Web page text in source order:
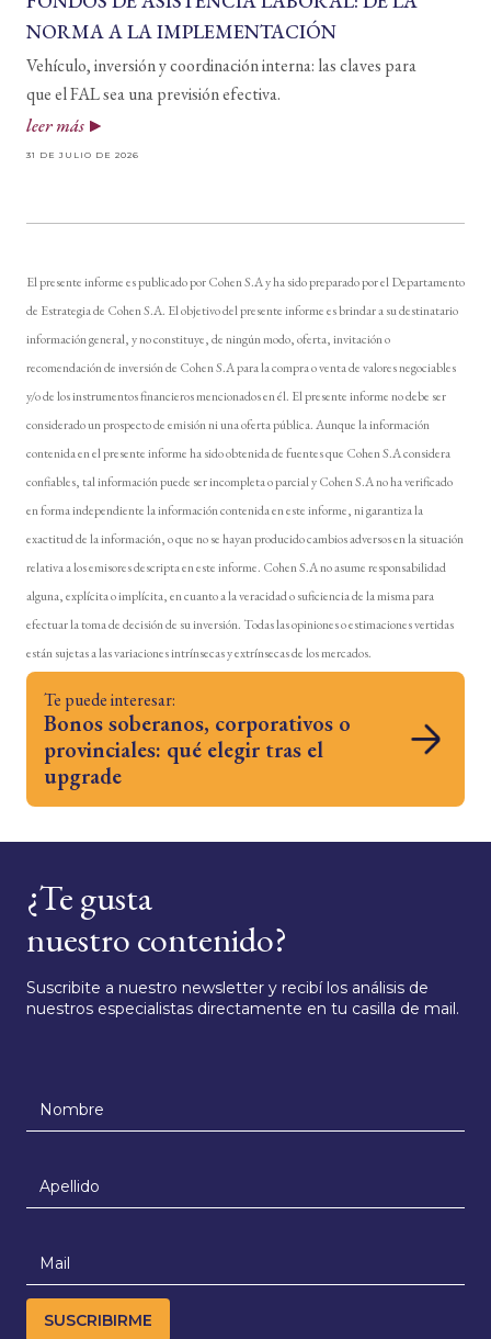
NORMA A LA IMPLEMENTACIÓN
Vehículo, inversión y coordinación interna: las claves para
que el FAL sea una previsión efectiva.
leer más
31 DE JULIO DE 2026
El presente informe es publicado por Cohen S.A y ha sido preparado por el Departamento
de Estrategia de Cohen S.A. El objetivo del presente informe es brindar a su destinatario
información general, y no constituye, de ningún modo, oferta, invitación o
recomendación de inversión de Cohen S.A para la compra o venta de valores negociables
y/o de los instrumentos financieros mencionados en él. El presente informe no debe ser
considerado un prospecto de emisión ni una oferta pública. Aunque la información
contenida en el presente informe ha sido obtenida de fuentes que Cohen S.A considera
confiables, tal información puede ser incompleta o parcial y Cohen S.A no ha verificado
en forma independiente la información contenida en este informe, ni garantiza la
exactitud de la información, o que no se hayan producido cambios adversos en la situación
relativa a los emisores descripta en este informe. Cohen S.A no asume responsabilidad
alguna, explícita o implícita, en cuanto a la veracidad o suficiencia de la misma para
efectuar la toma de decisión de su inversión. Todas las opiniones o estimaciones vertidas
están sujetas a las variaciones intrínsecas y extrínsecas de los mercados.
Te puede interesar:
Bonos soberanos, corporativos o
provinciales: qué elegir tras el
upgrade
¿Te gusta
nuestro contenido?
Suscribite a nuestro newsletter y recibí los análisis de
nuestros especialistas directamente en tu casilla de mail.